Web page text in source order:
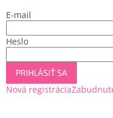
E-mail
Heslo
PRIHLÁSIŤ SA
Nová registrácia